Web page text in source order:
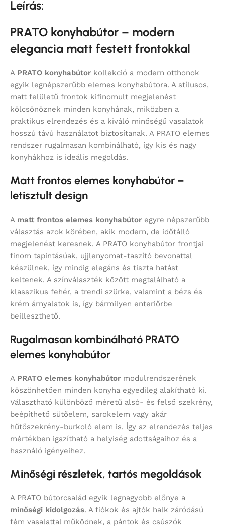
Leírás:
PRATO konyhabútor – modern
elegancia matt festett frontokkal
A PRATO konyhabútor kollekció a modern otthonok
egyik legnépszerűbb elemes konyhabútora. A stílusos,
matt felületű frontok kifinomult megjelenést
kölcsönöznek minden konyhának, miközben a
praktikus elrendezés és a kiváló minőségű vasalatok
hosszú távú használatot biztosítanak. A PRATO elemes
rendszer rugalmasan kombinálható, így kis és nagy
konyhákhoz is ideális megoldás.
Matt frontos elemes konyhabútor –
letisztult design
A matt frontos elemes konyhabútor egyre népszerűbb
választás azok körében, akik modern, de időtálló
megjelenést keresnek. A PRATO konyhabútor frontjai
finom tapintásúak, ujjlenyomat-taszító bevonattal
készülnek, így mindig elegáns és tiszta hatást
keltenek. A színválaszték között megtalálható a
klasszikus fehér, a trendi szürke, valamint a bézs és
krém árnyalatok is, így bármilyen enteriőrbe
beilleszthető.
Rugalmasan kombinálható PRATO
elemes konyhabútor
A PRATO elemes konyhabútor modulrendszerének
köszönhetően minden konyha egyedileg alakítható ki.
Választható különböző méretű alsó- és felső szekrény,
beépíthető sütőelem, sarokelem vagy akár
hűtőszekrény-burkoló elem is. Így az elrendezés teljes
mértékben igazítható a helyiség adottságaihoz és a
használó igényeihez.
Minőségi részletek, tartós megoldások
A PRATO bútorcsalád egyik legnagyobb előnye a
minőségi kidolgozás. A fiókok és ajtók halk záródású
fém vasalattal működnek, a pántok és csúszók